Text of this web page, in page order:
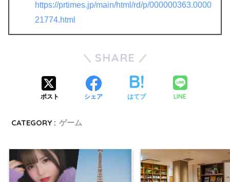
https://prtimes.jp/main/html/rd/p/000000363.0000
21774.html
SHARE
ポスト シェア はてブ LINE
CATEGORY : ゲーム